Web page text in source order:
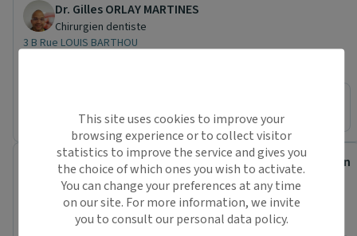
Dr. Gilles ORLAY MARTINES
Chirurgien dentiste
3 B Rue LOUIS BARTHOU
mardi 15 septembre
Centre Municipal de Santé Simone Veil - de Châtillon
Centre de santé
79 Rue Pierre Sémard
92320 Châtillon
Conventionné secteur 1
Chirurgien dentiste (2)
This site uses cookies to improve your
browsing experience or to collect visitor
statistics to improve the service and gives you
the choice of which ones you wish to activate.
You can change your preferences at any time
on our site. For more information, we invite
you to consult our personal data policy.